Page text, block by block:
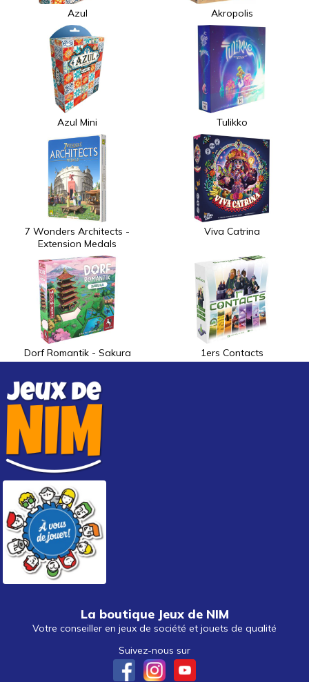
Azul Akropolis
Azul Mini Tulikko
7 Wonders Architects -
Extension Medals
Viva Catrina
Dorf Romantik - Sakura 1ers Contacts
La boutique Jeux de NIM
Votre conseiller en jeux de société et jouets de qualité
Suivez-nous sur